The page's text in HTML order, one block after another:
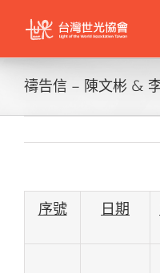
content
禱告信 – 陳文彬 &
序號 日期